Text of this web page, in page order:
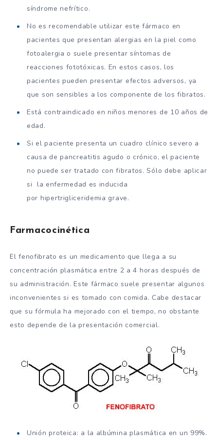
síndrome nefrítico.
No es recomendable utilizar este fármaco en
pacientes que presentan alergias en la piel como
fotoalergia o suele presentar síntomas de
reacciones fototóxicas. En estos casos, los
pacientes pueden presentar efectos adversos, ya
que son sensibles a los componente de los fibratos.
Está contraindicado en niños menores de 10 años de
edad.
Si el paciente presenta un cuadro clínico severo a
causa de pancreatitis agudo o crónico, el paciente
no puede ser tratado con fibratos. Sólo debe aplicar
si la enfermedad es inducida
por hipertrigliceridemia grave.
Farmacocinética
El fenofibrato es un medicamento que llega a su
concentración plasmática entre 2 a 4 horas después de
su administración. Este fármaco suele presentar algunos
inconvenientes si es tomado con comida. Cabe destacar
que su fórmula ha mejorado con el tiempo, no obstante
esto depende de la presentación comercial.
Unión proteica: a la albúmina plasmática en un 99%.